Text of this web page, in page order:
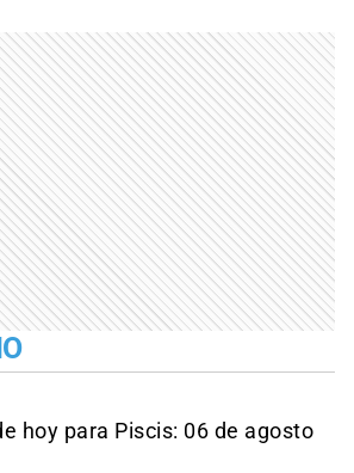
hoy para Piscis: 06 de agosto